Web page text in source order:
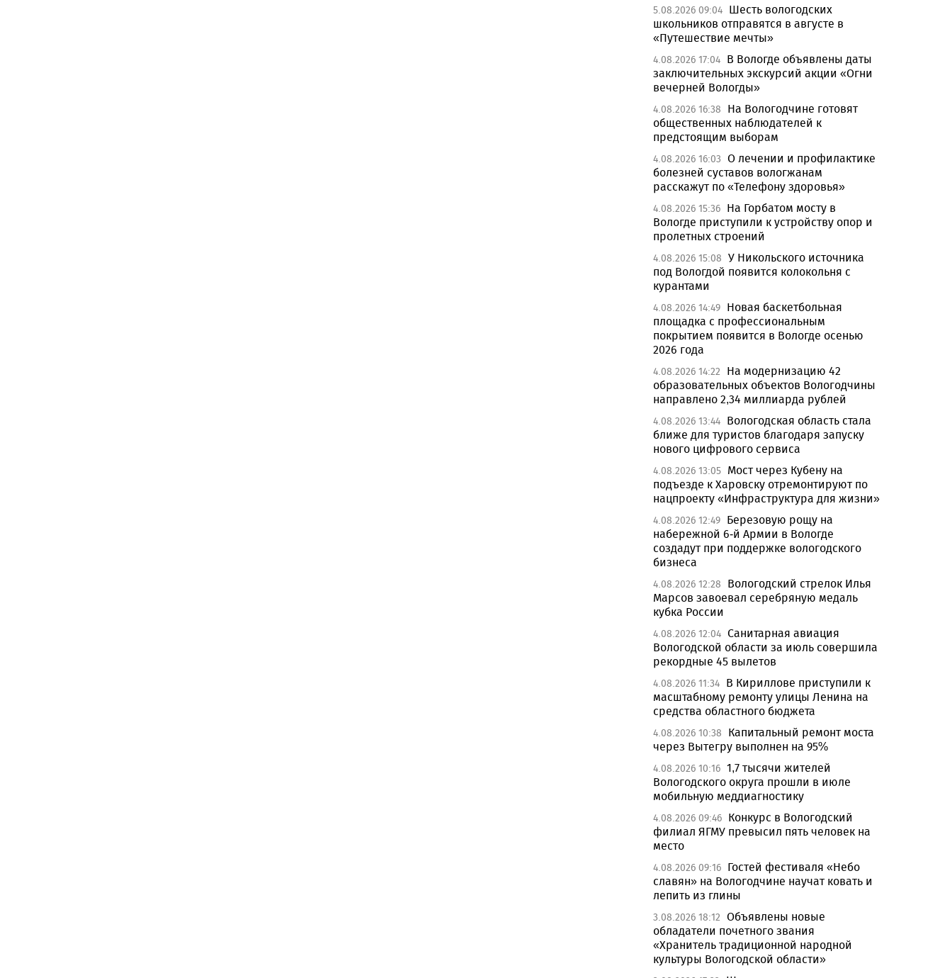
5.08.2026 09:04 Шесть вологодских
школьников отправятся в августе в
«Путешествие мечты»
4.08.2026 17:04 В Вологде объявлены даты
заключительных экскурсий акции «Огни
вечерней Вологды»
4.08.2026 16:38
На Вологодчине готовят
общественных наблюдателей к
предстоящим выборам
4.08.2026 16:03 О лечении и профилактике
болезней суставов вологжанам
расскажут по «Телефону здоровья»
4.08.2026 15:36 На Горбатом мосту в
Вологде приступили к устройству опор и
пролетных строений
4.08.2026 15:08 У Никольского источника
под Вологдой появится колокольня с
курантами
4.08.2026 14:49 Новая баскетбольная
площадка с профессиональным
покрытием появится в Вологде осенью
2026 года
4.08.2026 14:22
На модернизацию 42
образовательных объектов Вологодчины
направлено 2,34 миллиарда рублей
4.08.2026 13:44 Вологодская область стала
ближе для туристов благодаря запуску
нового цифрового сервиса
4.08.2026 13:05 Мост через Кубену на
подъезде к Харовску отремонтируют по
нацпроекту «Инфраструктура для жизни»
4.08.2026 12:49 Березовую рощу на
набережной 6-й Армии в Вологде
создадут при поддержке вологодского
бизнеса
4.08.2026 12:28
Вологодский стрелок Илья
Марсов завоевал серебряную медаль
кубка России
4.08.2026 12:04 Санитарная авиация
Вологодской области за июль совершила
рекордные 45 вылетов
4.08.2026 11:34 В Кириллове приступили к
масштабному ремонту улицы Ленина на
средства областного бюджета
4.08.2026 10:38
Капитальный ремонт моста
через Вытегру выполнен на 95%
4.08.2026 10:16 1,7 тысячи жителей
Вологодского округа прошли в июле
мобильную меддиагностику
4.08.2026 09:46 Конкурс в Вологодский
филиал ЯГМУ превысил пять человек на
место
4.08.2026 09:16 Гостей фестиваля «Небо
славян» на Вологодчине научат ковать и
лепить из глины
3.08.2026 18:12 Объявлены новые
обладатели почетного звания
«Хранитель традиционной народной
культуры Вологодской области»